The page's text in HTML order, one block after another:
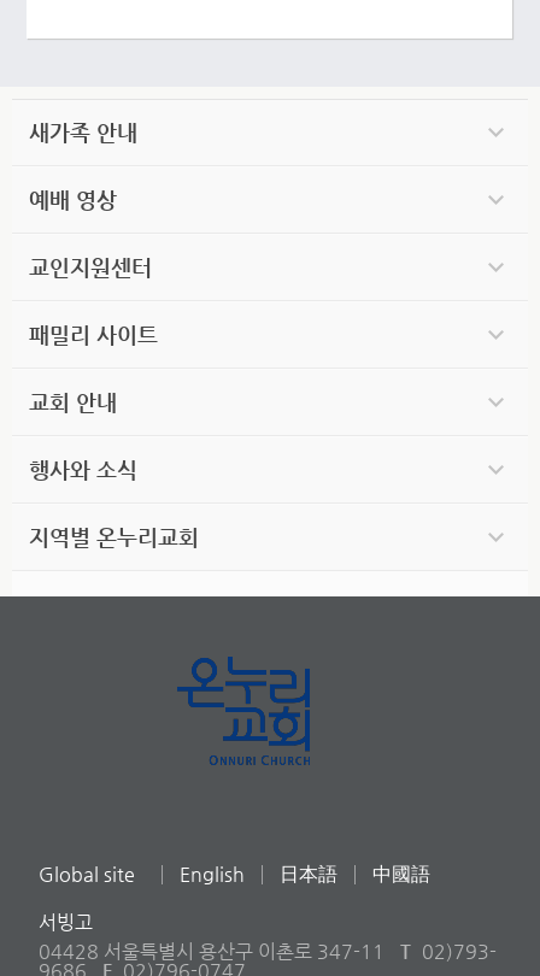
새가족 안내
예배 영상
교인지원센터
패밀리 사이트
교회 안내
행사와 소식
지역별 온누리교회
Global site English 日本語 中國語
서빙고
04428 서울특별시 용산구 이촌로 347-11
T 02)793-
9686
F 02)796-0747